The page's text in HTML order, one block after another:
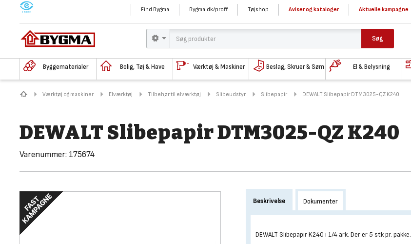
M Find Bygma Bygma.dk/proff Tøjshop Aviser og kataloger Aktuelle kampagne
Søg
Byggematerialer Bolig, Tøj & Have Værktøj & Maskiner Beslag, Skruer & Søm El & Belysning
Værktøj og maskiner Elværktøj Tilbehør til elværktøj Slibeudstyr Slibepapir DEWALT Slibepapir DTM3025-QZ K240
DEWALT Slibepapir DTM3025-QZ K240
Varenummer: 175674
Beskrivelse Dokumenter
DEWALT Slibepapir K240 i 1/4 ark. Der er 5 stk pr. pakke.